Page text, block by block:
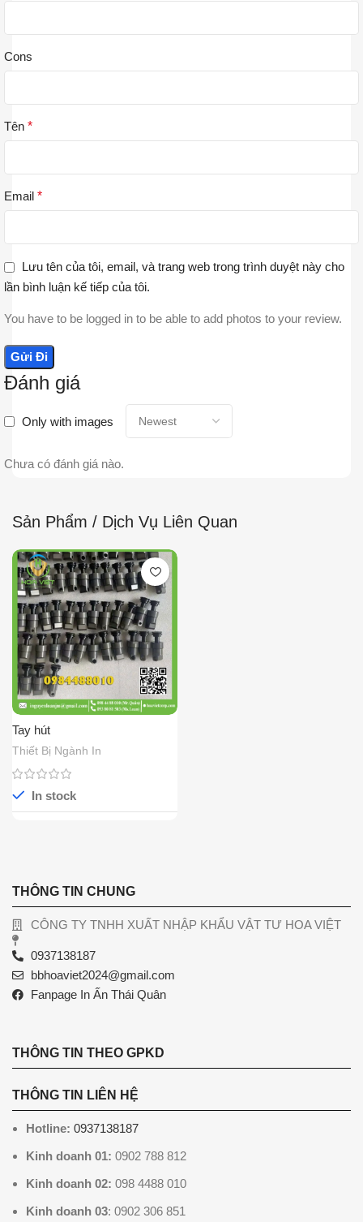
Đánh giá
Only with images
Chưa có đánh giá nào.
Cons
Tên *
Email *
Lưu tên của tôi, email, và trang web trong trình duyệt này cho
lần bình luận kế tiếp của tôi.
You have to be logged in to be able to add photos to your review.
Sản Phẩm / Dịch Vụ Liên Quan
Tay hút
Thiết Bị Ngành In
In stock
THÔNG TIN CHUNG
CÔNG TY TNHH XUẤT NHẬP KHẨU VẬT TƯ HOA VIỆT
0937138187
bbhoaviet2024@gmail.com
Fanpage In Ấn Thái Quân
THÔNG TIN THEO GPKD
THÔNG TIN LIÊN HỆ
Hotline: 0937138187
Kinh doanh 01: 0902 788 812
Kinh doanh 02: 098 4488 010
Kinh doanh 03: 0902 306 851